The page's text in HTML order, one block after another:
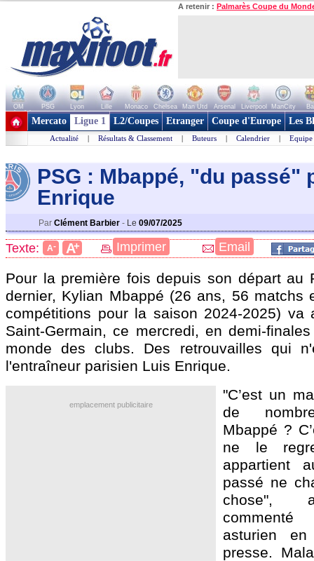
A retenir : Palmarès Coupe du
OM PSG Lyon Lille Monaco Chelsea Man Utd Arsenal Liverpool ManCity
+ de clubs
Mercato Ligue 1 L2/Coupes Etranger Coupe d'Europe Les
Actualité | Résultats & Classement | Buteurs | Calendrier | Equipe
PSG : Mbappé, "du passé"
Enrique
Par Clément Barbier - Le 09/07/2025
Texte: A- A+ Imprimer Email
Pour la première fois depuis son départ au
dernier, Kylian Mbappé (26 ans, 56 matchs
compétitions pour la saison 2024-2025) va
Saint-Germain, ce mercredi, en demi-
monde des clubs. Des retrouvailles qui
l'entraîneur parisien Luis Enrique.
emplacement publicitaire
"C’est un
de
Mbappé ?
ne le
appartient
passé ne
chose",
asturien
presse.